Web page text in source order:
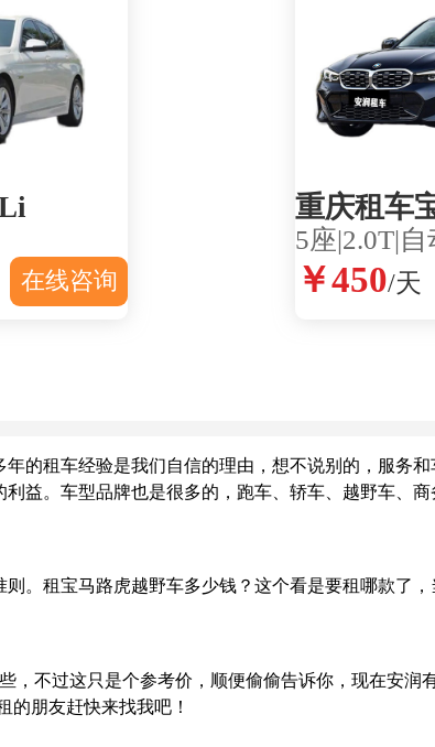
在线咨询
重庆租车
5座|2.0T|自
￥450/天
租车经验是我们自信的理由，想不说别的，服务和
益。车型品牌也是很多的，跑车、轿车、越野车、
租宝马路虎越野车多少钱？这个看是要租哪款了，
过这只是个参考价，顺便偷偷告诉你，现在安润
的朋友赶快来找我吧！